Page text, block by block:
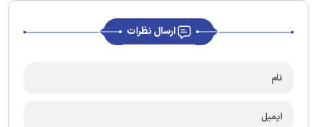
ارسال نظرات